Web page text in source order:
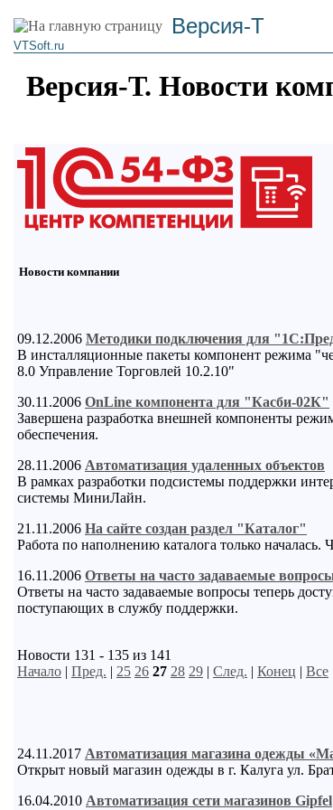
Версия-Т
VTSoft.ru
Версия-Т. Новости
Новости компании
09.12.2006 Методики подключения для
В инсталляционные пакеты компонент режима
8.0 Управление Торговлей 10.2.10"
30.11.2006 OnLine компонента для "Касби-02К"
Завершена разработка внешней компоненты
обеспечения.
28.11.2006 Автоматизация удаленных объектов
В рамках разработки подсистемы поддержки
системы МиниЛайн.
21.11.2006 На сайте создан раздел "Каталог"
Работа по наполнению каталога только
16.11.2006 Ответы на часто задаваемые
Ответы на часто задаваемые вопросы теперь
поступающих в службу поддержки.
Новости 131 - 135 из 141
Начало | Пред. | 25 26 27 28 29 | След. | Конец | Все
24.11.2017 Автоматизация магазина одежды
Открыт новый магазин одежды в г. Калуга ул.
16.04.2010 Автоматизация сети магазинов Gipfel